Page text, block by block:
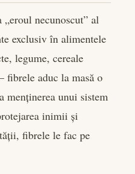
necunoscut” al
exclusiv în alimentele
legume, cereale
fibrele aduc la masă o
menținerea unui sistem
inimii și
fibrele le fac pe